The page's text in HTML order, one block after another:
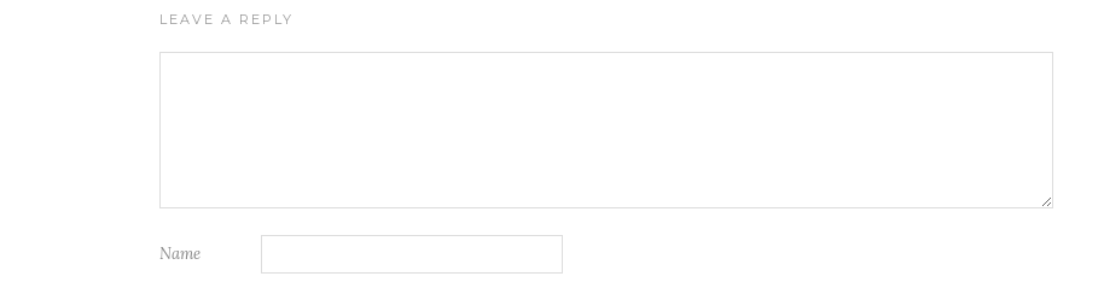
LEAVE A REPLY
Name